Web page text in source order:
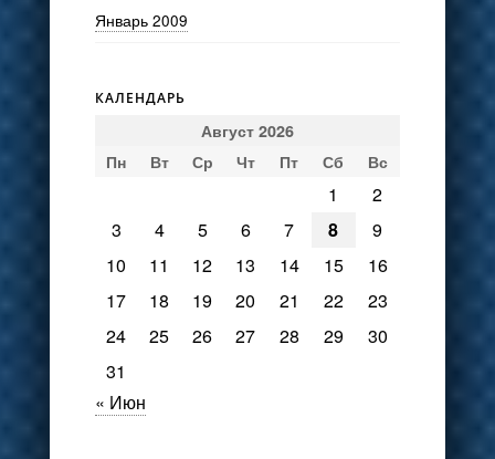
Январь 2009
КАЛЕНДАРЬ
Август 2026
Пн
Вт Ср Чт Пт Сб Вс
1
2
3
4 5 6 7 8
9
10
11 12 13 14 15
16
17
18 19 20 21 22
23
24
25 26 27 28 29
30
31
« Июн